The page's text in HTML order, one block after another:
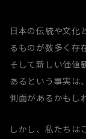
日本の伝統や文化
るものが数多く存
そして新しい価値
あるという事実は
側面があるかもし
しかし、私たちは